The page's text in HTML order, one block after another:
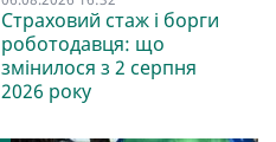
Страховий стаж і борги
роботодавця: що
змінилося з 2 серпня
2026 року